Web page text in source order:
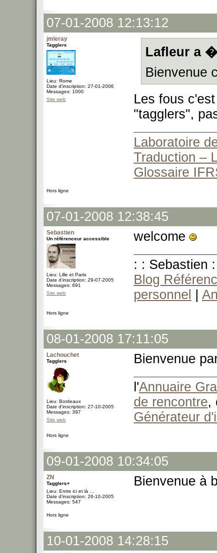
07-01-2008 12:13:12
jmleray
Tagglers
Lieu: Rome
Date d'inscription: 27-01-2006
Messages: 1000
Site web
Lafleur a
Bienvenue
Les fous
"tagglers",
Laboratoire
Traduction –
Glossaire
Hors ligne
07-01-2008 12:38:45
Sebastien
Un référenceur accessible
Lieu: Lille et Paris
Date d'inscription: 29-07-2005
Messages: 691
Site web
welcome
: : Sebastien
Blog
personnel
Hors ligne
08-01-2008 17:11:05
Lachouchet
Tagglers
Lieu: Bordeaux
Date d'inscription: 27-10-2005
Messages: 397
Site web
Bienvenue
l'Annuaire
de rencontre,
Générateur
Hors ligne
09-01-2008 10:34:05
ZN
Tagglers+
Lieu: Entre ici et là ...
Date d'inscription: 26-10-2005
Messages: 547
Bienvenue à
Hors ligne
10-01-2008 14:28:15